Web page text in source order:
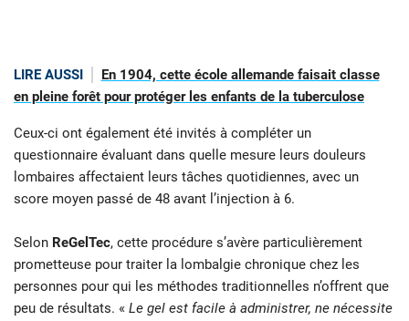
LIRE AUSSI
En 1904, cette école allemande faisait classe
en pleine forêt pour protéger les enfants de la tuberculose
Ceux-ci ont également été invités à compléter un
questionnaire évaluant dans quelle mesure leurs douleurs
lombaires affectaient leurs tâches quotidiennes, avec un
score moyen passé de 48 avant l’injection à 6.
Selon ReGelTec, cette procédure s’avère particulièrement
prometteuse pour traiter la lombalgie chronique chez les
personnes pour qui les méthodes traditionnelles n’offrent que
peu de résultats. « Le gel est facile à administrer, ne nécessite